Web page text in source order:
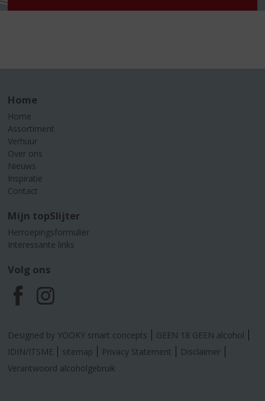
Home
Home
Assortiment
Verhuur
Over ons
Nieuws
Inspiratie
Contact
Mijn topSlijter
Herroepingsformulier
Interessante links
Volg ons
F
a
c
I
n
s
Designed by YOOKY smart concepts
GEEN 18 GEEN alcohol
IDIN/ITSME
sitemap Privacy Statement
Disclaimer
Verantwoord alcoholgebruik